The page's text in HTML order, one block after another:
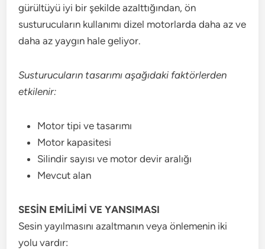
gürültüyü iyi bir şekilde azalttığından, ön
susturucuların kullanımı dizel motorlarda daha az ve
daha az yaygın hale geliyor.
Susturucuların tasarımı aşağıdaki faktörlerden
etkilenir:
Motor tipi ve tasarımı
Motor kapasitesi
Silindir sayısı ve motor devir aralığı
Mevcut alan
SESİN EMİLİMİ VE YANSIMASI
Sesin yayılmasını azaltmanın veya önlemenin iki
yolu vardır: